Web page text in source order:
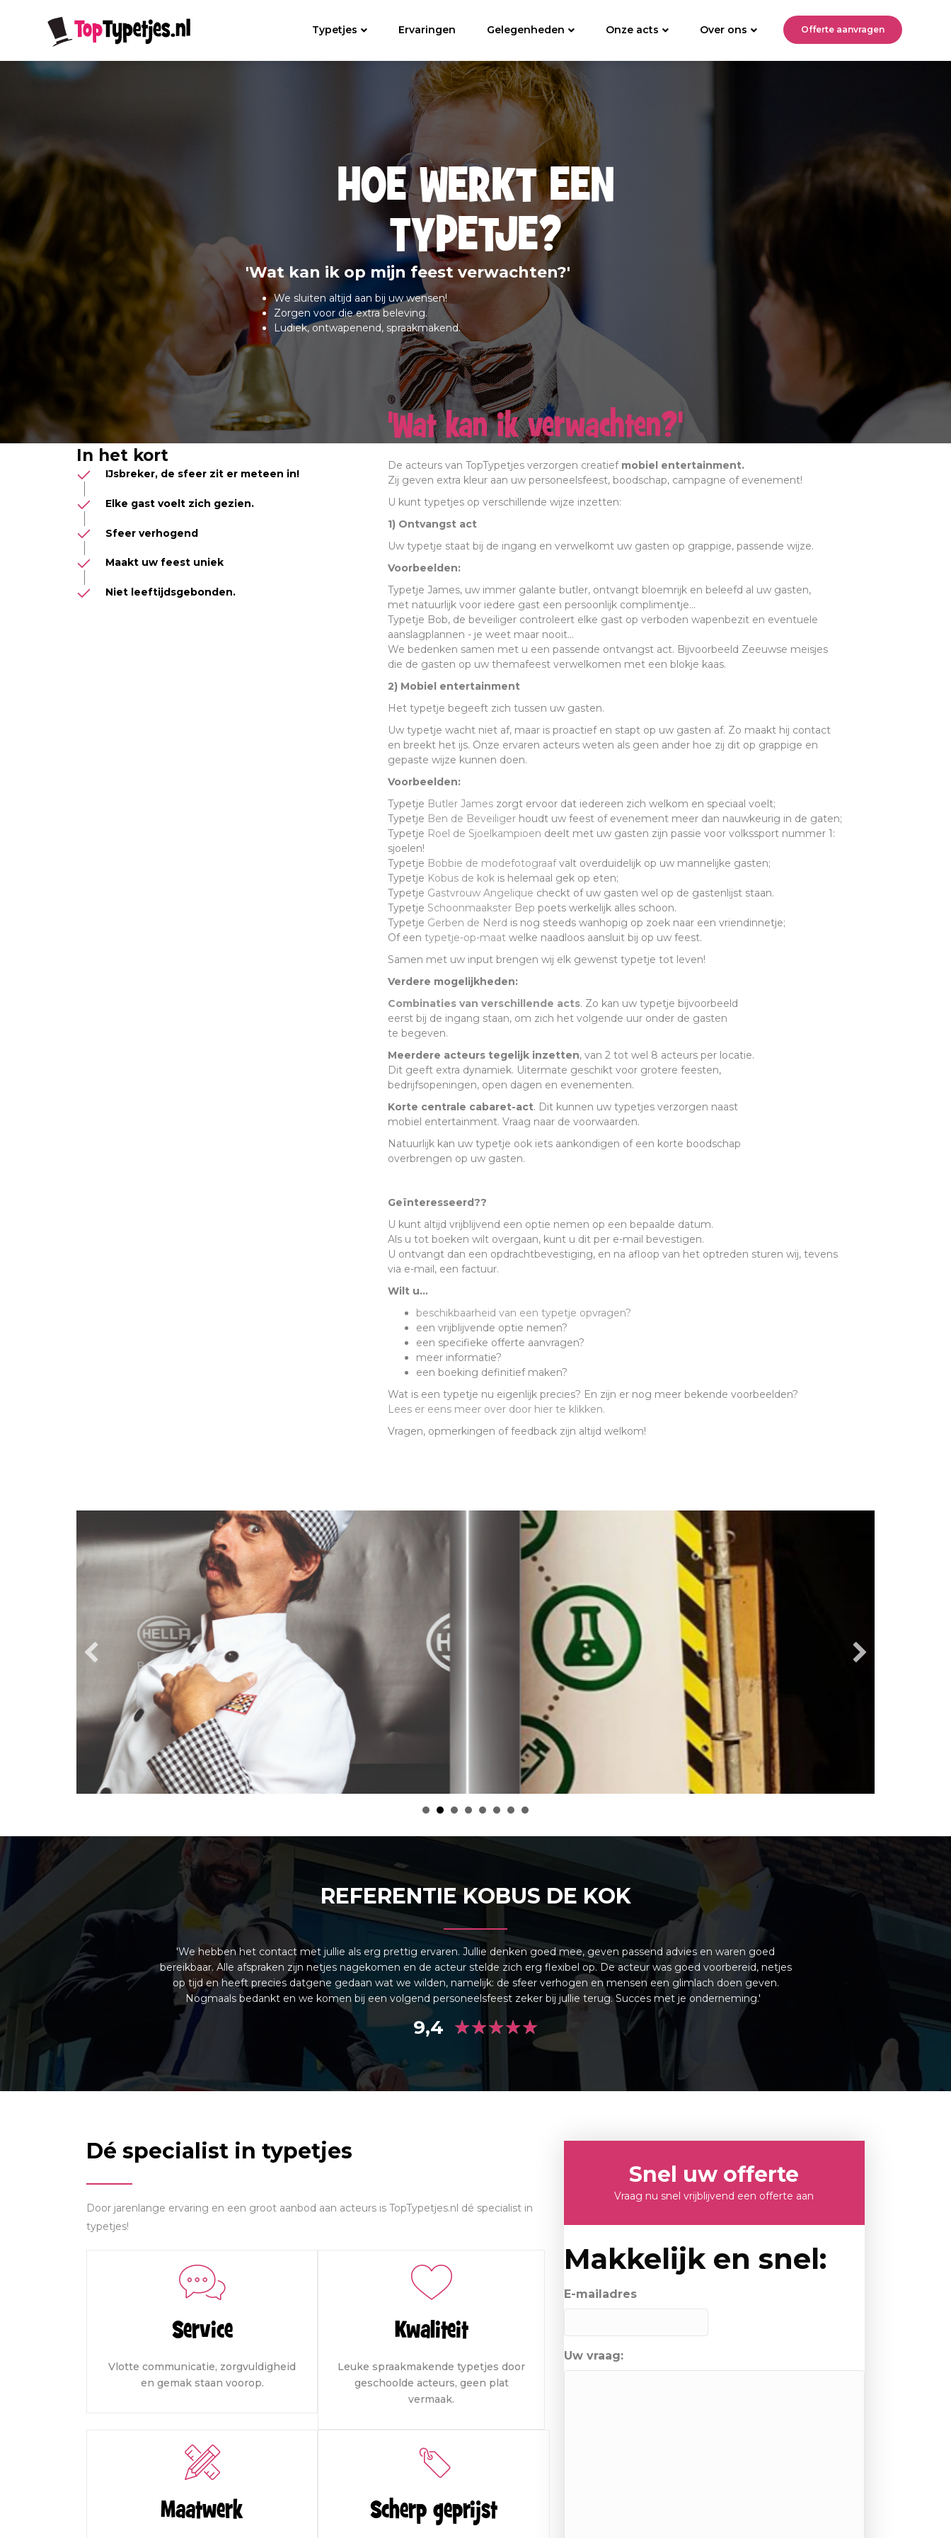
Typetjes Ervaringen Gelegenheden Onze acts Over ons Offerte aanvragen
HOE WERKT EEN
TYPETJE?
'Wat kan ik op mijn feest verwachten?'
We sluiten altijd aan bij uw wensen!
Zorgen voor die extra beleving.
Ludiek, ontwapenend, spraakmakend.
In het kort
IJsbreker, de sfeer zit er meteen in!
Elke gast voelt zich gezien.
Sfeer verhogend
Maakt uw feest uniek
Niet leeftijdsgebonden.
'Wat kan ik verwachten?'
De acteurs van TopTypetjes verzorgen creatief mobiel entertainment.
Zij geven extra kleur aan uw personeelsfeest, boodschap, campagne of evenement!
U kunt typetjes op verschillende wijze inzetten:
1) Ontvangst act
Uw typetje staat bij de ingang en verwelkomt uw gasten op grappige, passende wijze.
Voorbeelden:
Typetje James, uw immer galante butler, ontvangt bloemrijk en beleefd al uw gasten,
met natuurlijk voor iedere gast een persoonlijk complimentje...
Typetje Bob, de beveiliger controleert elke gast op verboden wapenbezit en eventuele
aanslagplannen - je weet maar nooit...
We bedenken samen met u een passende ontvangst act. Bijvoorbeeld Zeeuwse meisjes
die de gasten op uw themafeest verwelkomen met een blokje kaas.
2) Mobiel entertainment
Het typetje begeeft zich tussen uw gasten.
Uw typetje wacht niet af, maar is proactief en stapt op uw gasten af. Zo maakt hij contact
en breekt het ijs. Onze ervaren acteurs weten als geen ander hoe zij dit op grappige en
gepaste wijze kunnen doen.
Voorbeelden:
Typetje Butler Jameszorgt ervoor dat iedereen zich welkom en speciaal voelt;
Typetje Ben de Beveiligerhoudt uw feest of evenement meer dan nauwkeurig in de gaten;
Typetje Roel de Sjoelkampioen deelt met uw gasten zijn passie voor volkssport nummer 1:
sjoelen!
Typetje Bobbie de modefotograafvalt overduidelijk op uw mannelijke gasten;
Typetje Kobus de kokis helemaal gek op eten;
Typetje Gastvrouw Angelique checkt of uw gasten wel op de gastenlijst staan.
Typetje Schoonmaakster Bep poets werkelijk alles schoon.
Typetje Gerben de Nerd is nog steeds wanhopig op zoek naar een vriendinnetje;
Of een typetje-op-maatwelke naadloos aansluit bij op uw feest.
Samen met uw input brengen wij elk gewenst typetje tot leven!
Verdere mogelijkheden:
Combinaties van verschillende acts. Zo kan uw typetje bijvoorbeeld
eerst bij de ingang staan, om zich het volgende uur onder de gasten
te begeven.
Meerdere acteurs tegelijk inzetten, van 2 tot wel 8 acteurs per locatie.
Dit geeft extra dynamiek. Uitermate geschikt voor grotere feesten,
bedrijfsopeningen, open dagen en evenementen.
Korte centrale cabaret-act. Dit kunnen uw typetjes verzorgen naast
mobiel entertainment. Vraag naar de voorwaarden.
Natuurlijk kan uw typetje ook iets aankondigen of een korte boodschap
overbrengen op uw gasten.
Geïnteresseerd??
U kunt altijd vrijblijvend een optie nemen op een bepaalde datum.
Als u tot boeken wilt overgaan, kunt u dit per e-mail bevestigen.
U ontvangt dan een opdrachtbevestiging, en na afloop van het optreden sturen wij, tevens
via e-mail, een factuur.
Wilt u...
beschikbaarheid van een typetje opvragen?
een vrijblijvende optie nemen?
een specifieke offerte aanvragen?
meer informatie?
een boeking definitief maken?
Wat is een typetje nu eigenlijk precies? En zijn er nog meer bekende voorbeelden?
Lees er eens meer over door hier te klikken.
Vragen, opmerkingen of feedback zijn altijd welkom!
REFERENTIE KOBUS DE KOK
'We hebben het contact met jullie als erg prettig ervaren. Jullie denken goed mee, geven passend advies en waren goed
bereikbaar. Alle afspraken zijn netjes nagekomen en de acteur stelde zich erg flexibel op. De acteur was goed voorbereid, netjes
op tijd en heeft precies datgene gedaan wat we wilden, namelijk: de sfeer verhogen en mensen een glimlach doen geven.
Nogmaals bedankt en we komen bij een volgend personeelsfeest zeker bij jullie terug. Succes met je onderneming.'
9,4 ★★★★★
Dé specialist in typetjes
Door jarenlange ervaring en een groot aanbod aan acteurs is TopTypetjes.nl dé specialist in
typetjes!
Service
Vlotte communicatie, zorgvuldigheid
en gemak staan voorop.
Kwaliteit
Leuke spraakmakende typetjes door
geschoolde acteurs, geen plat
vermaak.
Maatwerk Scherp geprijst
Snel uw offerte
Vraag nu snel vrijblijvend een offerte aan
Makkelijk en snel:
E-mailadres
Uw vraag: